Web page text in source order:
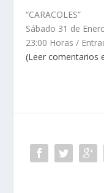
“CARACOLES”
Sábado 31 de
23:00 Horas /
(Leer comentarios